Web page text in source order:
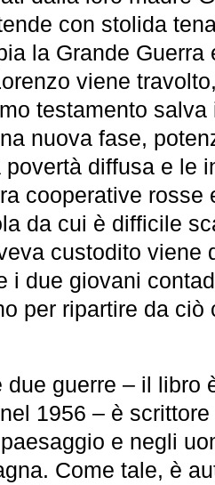
con stolida
la Grande Guerra
viene
testamento
nuova fase,
povertà diffusa e le
cooperative rosse
da cui è difficile
custodito viene
i due giovani
per ripartire da ciò
due guerre – il libro
1956 – è
e negli
Come tale, è